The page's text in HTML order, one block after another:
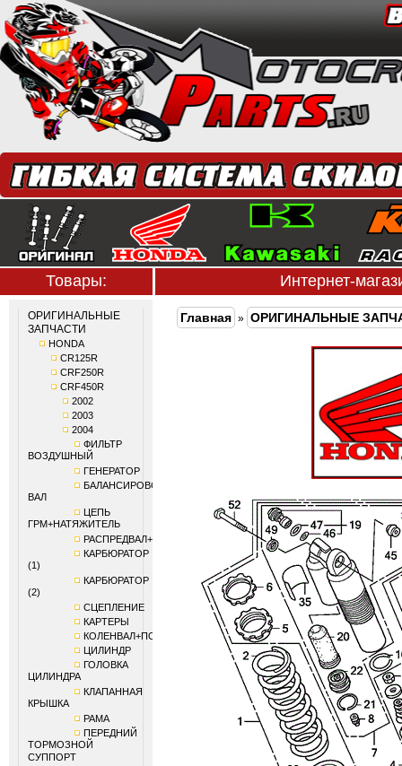
Товары: Интернет-
ОРИГИНАЛЬНЫЕ
ЗАПЧАСТИ
HONDA
CR125R
CRF250R
CRF450R
2002
2003
2004
ФИЛЬТР
ВОЗДУШНЫЙ
ГЕНЕРАТОР
БАЛАНСИРОВОЧНЫЙ
ВАЛ
ЦЕПЬ
ГРМ+НАТЯЖИТЕЛЬ
РАСПРЕДВАЛ+КЛАПАНЫ
КАРБЮРАТОР
(1)
КАРБЮРАТОР
(2)
СЦЕПЛЕНИЕ
КАРТЕРЫ
КОЛЕНВАЛ+ПОРШЕНЬ
ЦИЛИНДР
ГОЛОВКА
ЦИЛИНДРА
КЛАПАННАЯ
КРЫШКА
РАМА
ПЕРЕДНИЙ
ТОРМОЗНОЙ
СУППОРТ
Главная » ОРИГИНАЛЬНЫЕ